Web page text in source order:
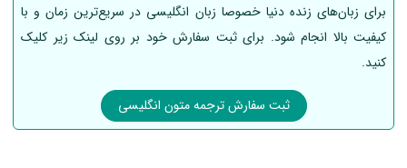
برای زبان‌های زنده دنیا خصوصا زبان انگلیسی در سریع‌ترین زمان و با
کیفیت بالا انجام شود. برای ثبت سفارش خود بر روی لینک زیر کلیک
کنید.
ثبت سفارش ترجمه متون انگلیسی